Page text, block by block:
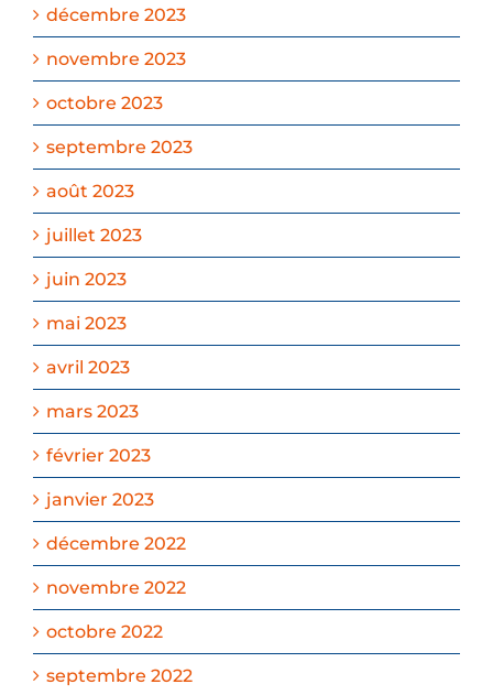
décembre 2023
novembre 2023
octobre 2023
septembre 2023
août 2023
juillet 2023
juin 2023
mai 2023
avril 2023
mars 2023
février 2023
janvier 2023
décembre 2022
novembre 2022
octobre 2022
septembre 2022